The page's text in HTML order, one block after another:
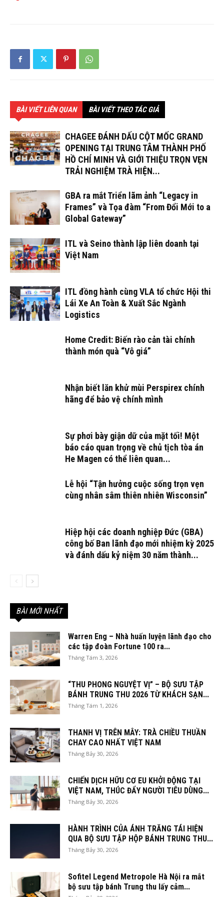
BÀI VIẾT LIÊN QUAN BÀI VIẾT THEO TÁC GIẢ
CHAGEE ĐÁNH DẤU CỘT MỐC GRAND
OPENING TẠI TRUNG TÂM THÀNH PHỐ
HỒ CHÍ MINH VÀ GIỚI THIỆU TRỌN VẸN
TRẢI NGHIỆM TRÀ HIỆN...
GBA ra mắt Triển lãm ảnh “Legacy in
Frames” và Tọa đàm “From Đổi Mới to a
Global Gateway”
ITL và Seino thành lập liên doanh tại
Việt Nam
ITL đồng hành cùng VLA tổ chức Hội thi
Lái Xe An Toàn & Xuất Sắc Ngành
Logistics
Home Credit: Biến rào cản tài chính
thành món quà “Vô giá”
Nhận biết lăn khử mùi Perspirex chính
hãng để bảo vệ chính mình
Sự phơi bày giận dữ của mặt tối! Một
báo cáo quan trọng về chủ tịch tòa án
He Magen có thể liên quan...
Lễ hội “Tận hưởng cuộc sống trọn vẹn
cùng nhân sâm thiên nhiên Wisconsin”
Hiệp hội các doanh nghiệp Đức (GBA)
công bố Ban lãnh đạo mới nhiệm kỳ 2025
và đánh dấu kỷ niệm 30 năm thành...
BÀI MỚI NHẤT
Warren Eng – Nhà huấn luyện lãnh đạo cho
các tập đoàn Fortune 100 ra...
Tháng Tám 3, 2026
“THU PHONG NGUYỆT VỊ” – BỘ SƯU TẬP
BÁNH TRUNG THU 2026 TỪ KHÁCH SẠN...
Tháng Tám 1, 2026
THANH VỊ TRÊN MÂY: TRÀ CHIỀU THUẦN
CHAY CAO NHẤT VIỆT NAM
Tháng Bảy 30, 2026
CHIẾN DỊCH HỮU CƠ EU KHỞI ĐỘNG TẠI
VIỆT NAM, THÚC ĐẨY NGƯỜI TIÊU DÙNG...
Tháng Bảy 30, 2026
HÀNH TRÌNH CỦA ÁNH TRĂNG TÁI HIỆN
QUA BỘ SƯU TẬP HỘP BÁNH TRUNG THU...
Tháng Bảy 30, 2026
Sofitel Legend Metropole Hà Nội ra mắt
bộ sưu tập bánh Trung thu lấy cảm...